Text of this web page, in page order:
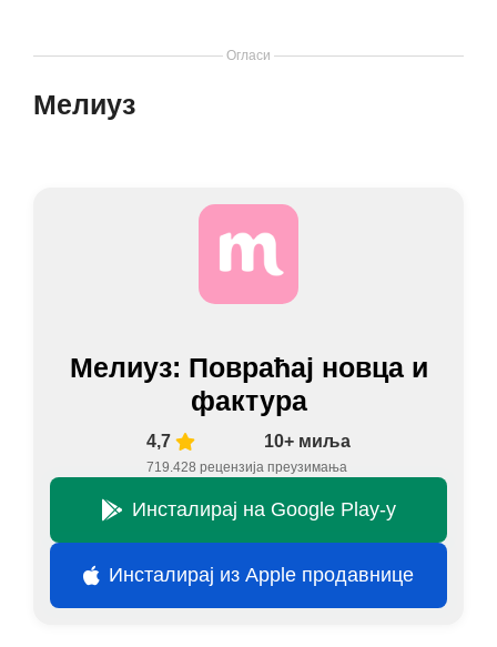
Огласи
Мелиуз
Мелиуз: Повраћај новца и
фактура
4,7
719.428 рецензија
10+ миља
преузимања
Инсталирај на Google Play-у
Инсталирај из Apple продавнице